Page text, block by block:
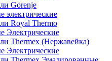
Gorenje
электрические
Royal Thermo
Электрические
Thermex (Нержавейка)
Электрические